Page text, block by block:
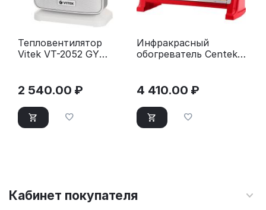
Тепловентилятор
Vitek VT-2052 GY
2 540.00 ₽
Инфракрасный
обогреватель Centek
4 410.00 ₽
Кабинет покупателя